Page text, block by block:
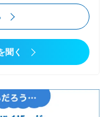
トラテジーに関す
ています。 ●ミ
生み出される膨大で
出し、それを実行
の示唆を抽出し、
ロセス改革を通じ
聞く